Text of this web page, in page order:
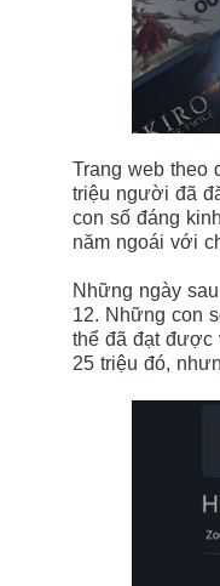
Trang web theo
triệu người đã
con số đáng
năm ngoái với
Những ngày
12. Những con
thể đã đạt được
25 triệu đó,